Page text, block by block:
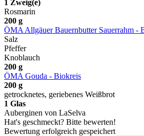
1 Zweig(e)
Rosmarin
200 g
ÖMA Allgäuer Bauernbutter Sauerrahm -
Salz
Pfeffer
Knoblauch
200 g
ÖMA Gouda - Biokreis
200 g
getrocknetes, geriebenes Weißbrot
1 Glas
Auberginen von LaSelva
Hat's geschmeckt? Bitte bewerten!
Bewertung erfolgreich gespeichert